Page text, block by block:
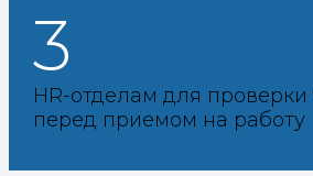
3
HR-отделам для
перед приемом на работу